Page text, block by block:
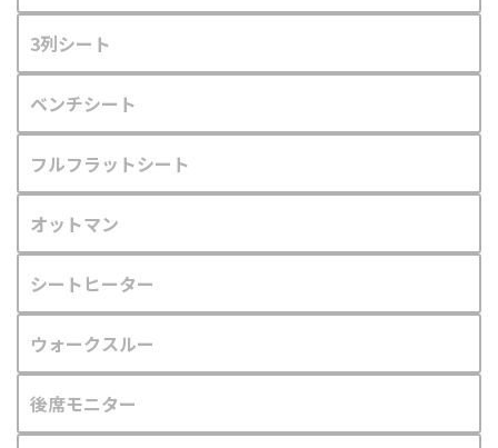
3列シート
ベンチシート
フルフラットシート
オットマン
シートヒーター
ウォークスルー
後席モニター